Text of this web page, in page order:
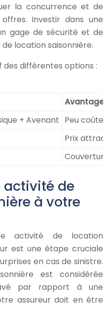
la concurrence et de
Investir dans une
gage de sécurité et de
location saisonnière.
différentes options :
Avantages
+ Avenant Peu
Prix
activité de
à votre
activité de location
est une étape cruciale
en cas de sinistre.
est considérée
par rapport à une
assureur doit en être